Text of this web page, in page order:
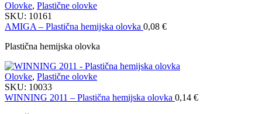
Olovke, Plastične olovke
SKU: 10161
AMIGA – Plastična hemijska olovka 0,08 €
Plastična hemijska olovka
Olovke, Plastične olovke
SKU: 10033
WINNING 2011 – Plastična hemijska olovka 0,14 €